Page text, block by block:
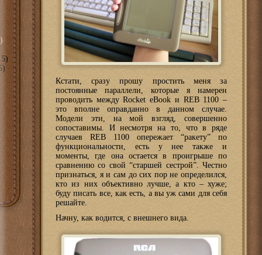
Кстати, сразу прошу простить меня за
постоянные параллели, которые я намерен
проводить между Rocket eBook и REB 1100 –
это вполне оправданно в данном случае.
Модели эти, на мой взгляд, совершенно
сопоставимы. И несмотря на то, что в ряде
случаев REB 1100 опережает “ракету” по
функциональности, есть у нее также и
моменты, где она остается в проигрыше по
сравнению со свой “старшей сестрой”. Честно
признаться, я и сам до сих пор не определился,
кто из них объективно лучше, а кто – хуже;
буду писать все, как есть, а вы уж сами для себя
решайте.
Начну, как водится, с внешнего вида.